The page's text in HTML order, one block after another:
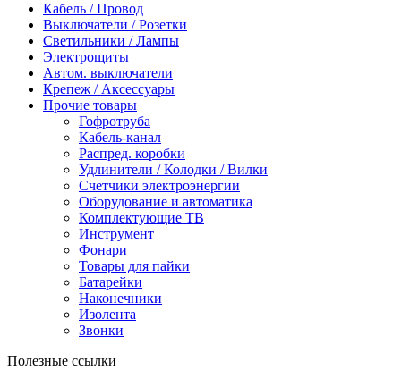
Кабель / Провод
Выключатели / Розетки
Светильники / Лампы
Электрощиты
Автом. выключатели
Крепеж / Аксессуары
Прочие товары
Гофротруба
Кабель-канал
Распред. коробки
Удлинители / Колодки / Вилки
Счетчики электроэнергии
Оборудование и автоматика
Комплектующие ТВ
Инструмент
Фонари
Товары для пайки
Батарейки
Наконечники
Изолента
Звонки
Полезные ссылки